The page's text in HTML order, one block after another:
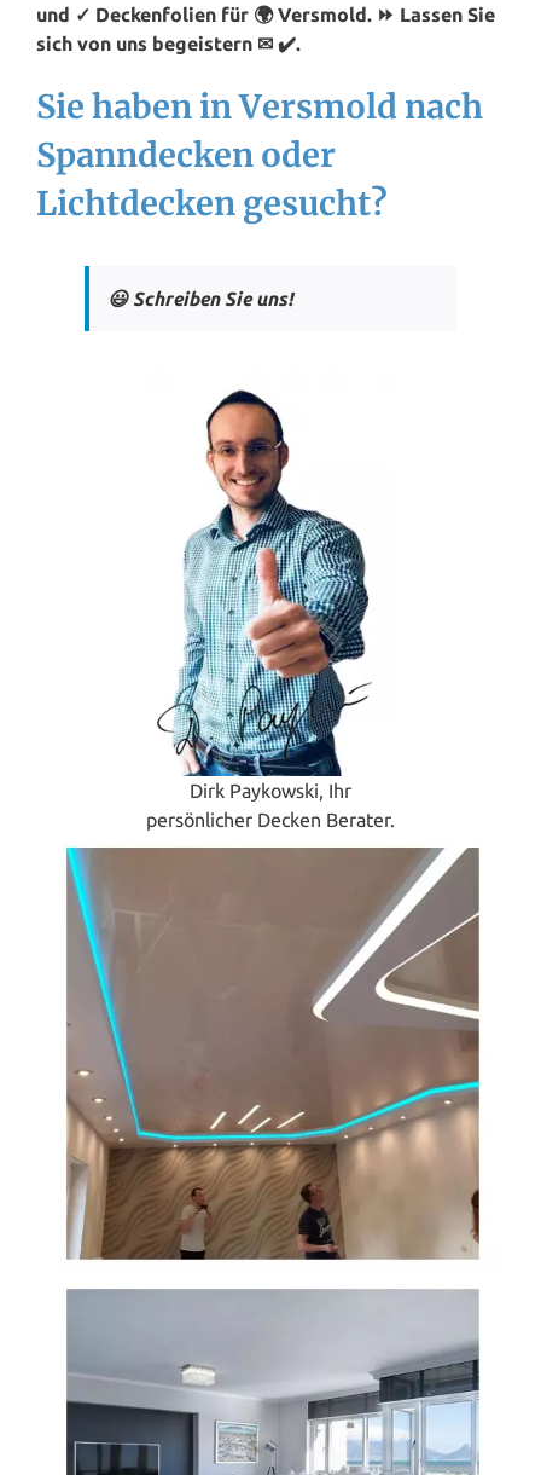
und ✓ Deckenfolien für 🌍 Versmold. ⏩ Lassen Sie
sich von uns begeistern ✉ ✔️.
Sie haben in Versmold nach
Spanndecken oder
Lichtdecken gesucht?
😃 Schreiben Sie uns!
Dirk Paykowski, Ihr
persönlicher Decken Berater.